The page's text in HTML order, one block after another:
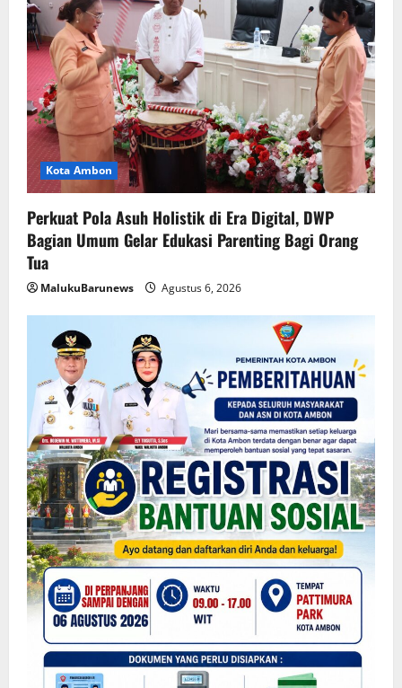
Kota Ambon
Perkuat Pola Asuh Holistik di Era Digital, DWP
Bagian Umum Gelar Edukasi Parenting Bagi Orang
Tua
MalukuBarunews Agustus 6, 2026